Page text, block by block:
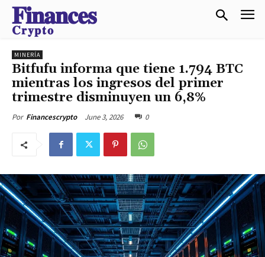
𝐅𝐢𝐧𝐚𝐧𝐜𝐞𝐬
𝐂𝐫𝐲𝐩𝐭𝐨
MINERÍA
Bitfufu informa que tiene 1.794 BTC
mientras los ingresos del primer
trimestre disminuyen un 6,8%
Por Financescrypto June 3, 2026 0